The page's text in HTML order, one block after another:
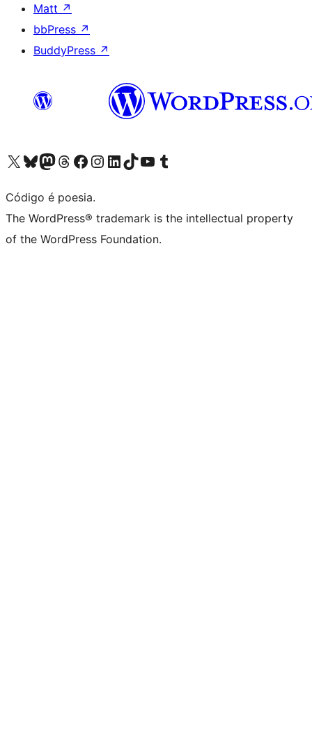
Matt ↗
bbPress ↗
BuddyPress ↗
Acessar nossa conta do X (antigo Twitter)
Acessar nossa conta do Bluesky
Acessar nossa conta do Mastodon
Acessar nossa conta do Threads
Acessar nossa página do Facebook
Acessar nossa conta do Instagram
Acessar nossa conta do LinkedIn
Acessar nossa conta do TikTok
Acessar nosso canal do YouTube
Acessar nossa conta no Tumblr
Código é poesia.
The WordPress® trademark is the intellectual property
of the WordPress Foundation.